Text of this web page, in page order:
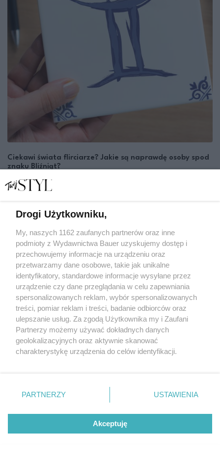
Ciekawi świata flirciarze? Jakie są naprawdę osoby spod
znaku Bliźniąt?
ASTRO
Drogi Użytkowniku,
My, naszych 1162 zaufanych partnerów oraz inne
podmioty z Wydawnictwa Bauer uzyskujemy dostęp i
przechowujemy informacje na urządzeniu oraz
przetwarzamy dane osobowe, takie jak unikalne
identyfikatory, standardowe informacje wysyłane przez
urządzenie czy dane przeglądania w celu zapewniania
spersonalizowanych reklam, wybór spersonalizowanych
treści, pomiar reklam i treści, badanie odbiorców oraz
ulepszanie usług. Za zgodą Użytkownika my i Zaufani
Partnerzy możemy używać dokładnych danych
geolokalizacyjnych oraz aktywnie skanować
charakterystykę urządzenia do celów identyfikacji.
zmienić/wycofać klikając przycisk ustawień prywatności
znajdujący się w lewym dolnym rogu strony
rodzaje przetwarzania danych nie wymagają zgody
użytkownika, ale masz prawo sprzeciwić się takiemu
PARTNERZY USTAWIENIA
Akceptuję